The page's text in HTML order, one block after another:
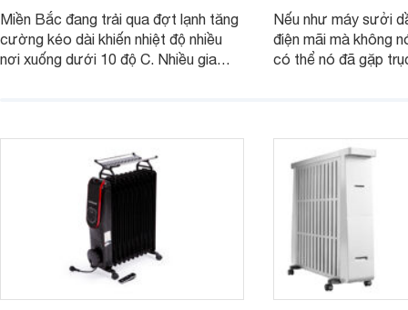
Miền Bắc đang trải qua đợt lạnh tăng
cường kéo dài khiến nhiệt độ nhiều
nơi xuống dưới 10 độ C. Nhiều gia
những ngày lạnh giá thì có thể tham
khảo các mẫu máy sưởi gốm dưới
Nếu như máy sưởi
điện mãi mà không
có thể nó đã gặp